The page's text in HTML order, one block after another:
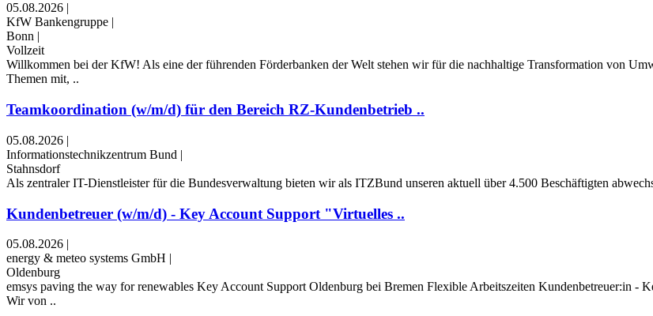
05.08.2026 |
KfW Bankengruppe |
Bonn |
Vollzeit
Willkommen bei der KfW! Als eine der führenden Förderbanken der Welt stehen wir für die nachhaltige Transformation von
Themen mit, ..
Teamkoordination (w/m/d) für den Bereich RZ-Kundenbetrieb ..
05.08.2026 |
Informationstechnikzentrum Bund |
Stahnsdorf
Als zentraler IT-Dienstleister für die Bundesverwaltung bieten wir als ITZBund unseren aktuell über 4.500 Beschäftigten
Kundenbetreuer (w/m/d) - Key Account Support "Virtuelles ..
05.08.2026 |
energy & meteo systems GmbH |
Oldenburg
emsys paving the way for renewables Key Account Support Oldenburg bei Bremen Flexible Arbeitszeiten Kundenbetreuer:in -
Wir von ..